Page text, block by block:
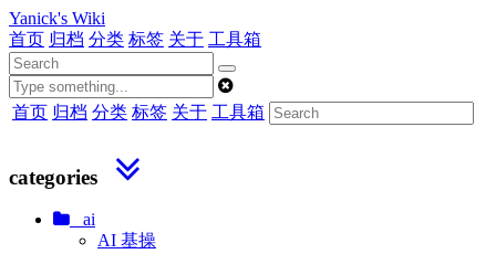
Yanick's Wiki
首页 归档 分类 标签 关于 工具箱
首页 归档 分类 标签 关于 工具箱
categories
ai
AI 基操